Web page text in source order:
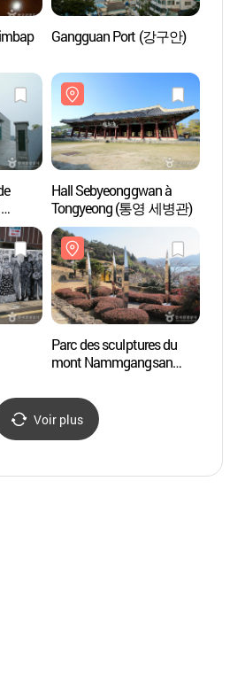
Gangguan Port (강구안)
Hall Sebyeonggwan à
Tongyeong (통영 세병관)
Parc des sculptures du
mont Nammgangsan
Voir plus